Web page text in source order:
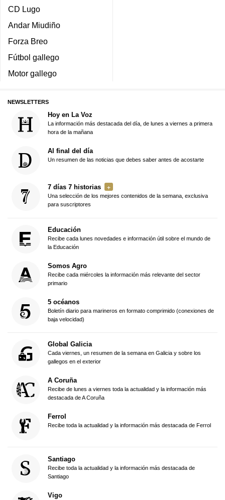
CD Lugo
Andar Miudiño
Forza Breo
Fútbol gallego
Motor gallego
NEWSLETTERS
Hoy en La Voz
La información más destacada del día, de lunes a viernes a primera
hora de la mañana
Al final del día
Un resumen de las noticias que debes saber antes de acostarte
7 días 7 historias
Una selección de los mejores contenidos de la semana, exclusiva
para suscriptores
Educación
Recibe cada lunes novedades e información útil sobre el mundo de
la Educación
Somos Agro
Recibe cada miércoles la información más relevante del sector
primario
5 océanos
Boletín diario para marineros en formato comprimido (conexiones de
baja velocidad)
Global Galicia
Cada viernes, un resumen de la semana en Galicia y sobre los
gallegos en el exterior
A Coruña
Recibe de lunes a viernes toda la actualidad y la información más
destacada de A Coruña
Ferrol
Recibe toda la actualidad y la información más destacada de Ferrol
Santiago
Recibe toda la actualidad y la información más destacada de
Santiago
Vigo